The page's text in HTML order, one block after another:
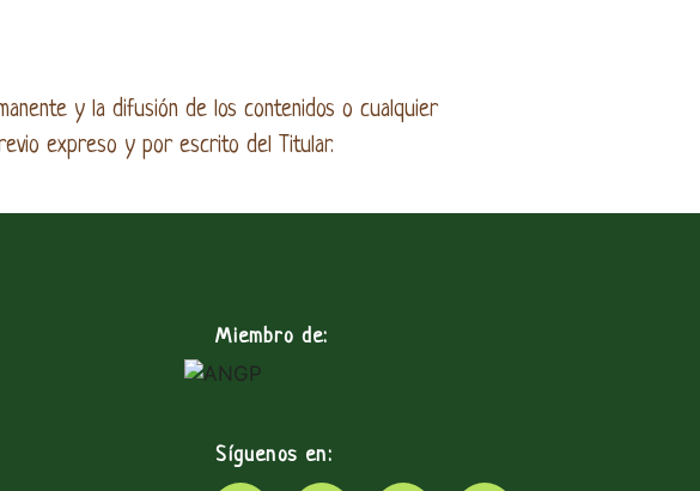
y la difusión de los contenidos o cualquier
expreso y por escrito del Titular.
Miembro de:
Síguenos en: